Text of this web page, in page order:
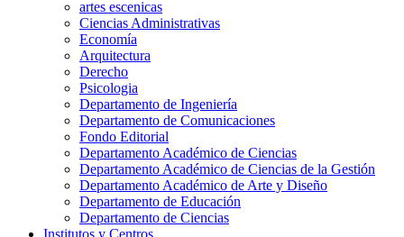
artes escenicas
Ciencias Administrativas
Economía
Arquitectura
Derecho
Psicologia
Departamento de Ingeniería
Departamento de Comunicaciones
Fondo Editorial
Departamento Académico de Ciencias
Departamento Académico de Ciencias de la Gestión
Departamento Académico de Arte y Diseño
Departamento de Educación
Departamento de Ciencias
Institutos y Centros